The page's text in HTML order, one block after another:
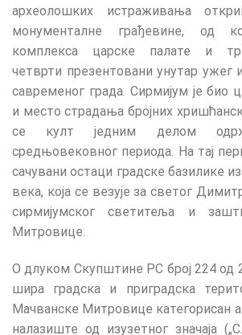
археолошких истраживања
монументалне грађевине, од
комплекса царске палате и
четврти презентовани унутар ужег
савременог града. Сирмијум је био
и место страдања бројних
се култ једним делом
средњовековног периода. На тај
сачувани остаци градске базилике
века, која се везује за светог
сирмијумског светитеља и
Митровице.
О длуком Скупштине РС број 224 од
шира градска и приградска
Мачванске Митровице категорисан а
налазиште од изузетног значаја